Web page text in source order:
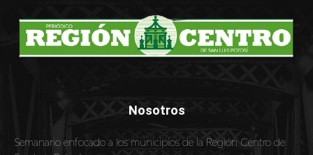
Nosotros
Semanario enfocado a los municipios de la Región Centro de